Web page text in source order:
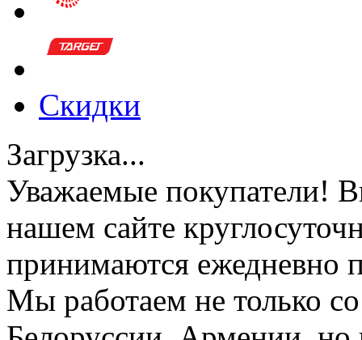
Скидки
Загрузка...
Уважаемые покупатели!
нашем сайте
принимаются ежедневно
Мы работаем не только